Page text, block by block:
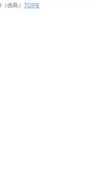
徳島） TOP8